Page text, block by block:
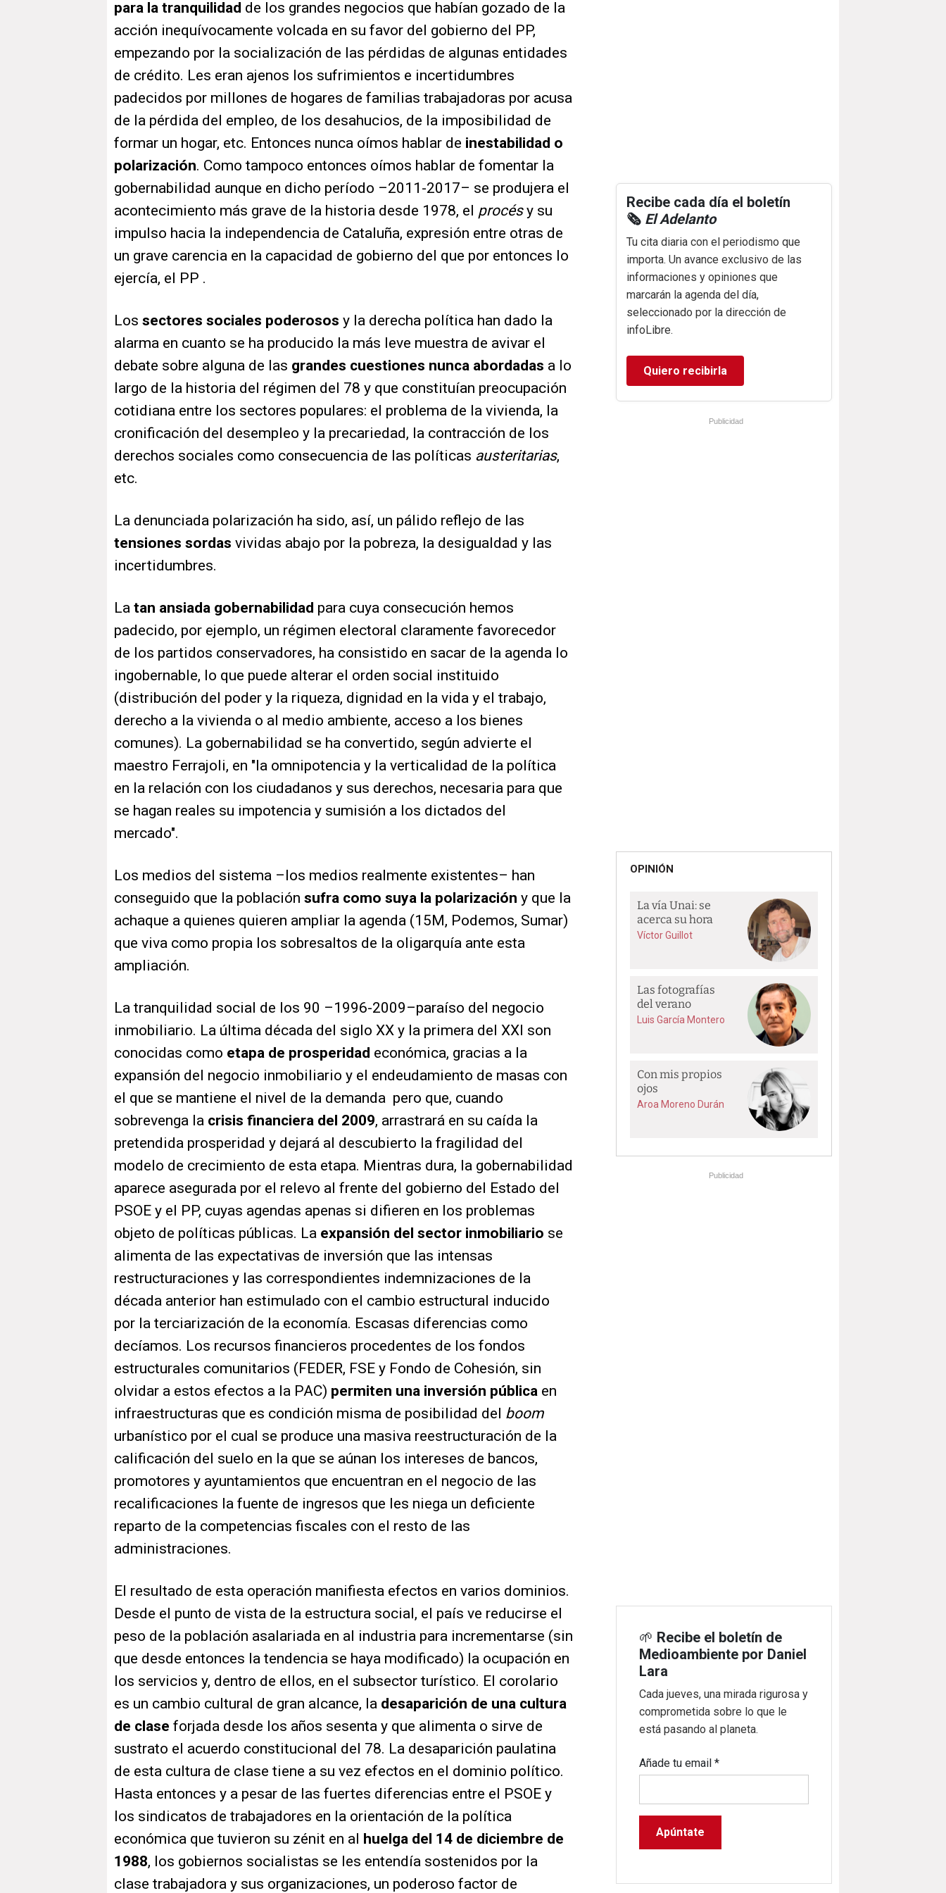
para la tranquilidad de los grandes negocios que habían gozado de la
acción inequívocamente volcada en su favor del gobierno del PP,
empezando por la socialización de las pérdidas de algunas entidades
de crédito. Les eran ajenos los sufrimientos e incertidumbres
padecidos por millones de hogares de familias trabajadoras por acusa
de la pérdida del empleo, de los desahucios, de la imposibilidad de
formar un hogar, etc. Entonces nunca oímos hablar de inestabilidad o
polarización. Como tampoco entonces oímos hablar de fomentar la
gobernabilidad aunque en dicho período –2011-2017– se produjera el
acontecimiento más grave de la historia desde 1978, el procésy su
impulso hacia la independencia de Cataluña, expresión entre otras de
un grave carencia en la capacidad de gobierno del que por entonces lo
ejercía, el PP .
Los sectores sociales poderosos y la derecha política han dado la
alarma en cuanto se ha producido la más leve muestra de avivar el
debate sobre alguna de las grandes cuestiones nunca abordadas a lo
largo de la historia del régimen del 78 y que constituían preocupación
cotidiana entre los sectores populares: el problema de la vivienda, la
cronificación del desempleo y la precariedad, la contracción de los
derechos sociales como consecuencia de las políticas austeritarias,
etc.
La denunciada polarización ha sido, así, un pálido reflejo de las
tensiones sordas vividas abajo por la pobreza, la desigualdad y las
incertidumbres.
La tan ansiada gobernabilidad para cuya consecución hemos
padecido, por ejemplo, un régimen electoral claramente favorecedor
de los partidos conservadores, ha consistido en sacar de la agenda lo
ingobernable, lo que puede alterar el orden social instituido
(distribución del poder y la riqueza, dignidad en la vida y el trabajo,
derecho a la vivienda o al medio ambiente, acceso a los bienes
comunes). La gobernabilidad se ha convertido, según advierte el
maestro Ferrajoli, en "la omnipotencia y la verticalidad de la política
en la relación con los ciudadanos y sus derechos, necesaria para que
se hagan reales su impotencia y sumisión a los dictados del
mercado".
Los medios del sistema –los medios realmente existentes– han
conseguido que la población sufra como suya la polarización y que la
achaque a quienes quieren ampliar la agenda (15M, Podemos, Sumar)
que viva como propia los sobresaltos de la oligarquía ante esta
ampliación.
La tranquilidad social de los 90 –1996-2009–paraíso del negocio
inmobiliario. La última década del siglo XX y la primera del XXI son
conocidas como etapa de prosperidad económica, gracias a la
expansión del negocio inmobiliario y el endeudamiento de masas con
el que se mantiene el nivel de la demanda pero que, cuando
sobrevenga la crisis financiera del 2009, arrastrará en su caída la
pretendida prosperidad y dejará al descubierto la fragilidad del
modelo de crecimiento de esta etapa. Mientras dura, la gobernabilidad
aparece asegurada por el relevo al frente del gobierno del Estado del
PSOE y el PP, cuyas agendas apenas si difieren en los problemas
objeto de políticas públicas. La expansión del sector inmobiliario se
alimenta de las expectativas de inversión que las intensas
restructuraciones y las correspondientes indemnizaciones de la
década anterior han estimulado con el cambio estructural inducido
por la terciarización de la economía. Escasas diferencias como
decíamos. Los recursos financieros procedentes de los fondos
estructurales comunitarios (FEDER, FSE y Fondo de Cohesión, sin
olvidar a estos efectos a la PAC) permiten una inversión pública en
infraestructuras que es condición misma de posibilidad del boom
urbanístico por el cual se produce una masiva reestructuración de la
calificación del suelo en la que se aúnan los intereses de bancos,
promotores y ayuntamientos que encuentran en el negocio de las
recalificaciones la fuente de ingresos que les niega un deficiente
reparto de la competencias fiscales con el resto de las
administraciones.
El resultado de esta operación manifiesta efectos en varios dominios.
Desde el punto de vista de la estructura social, el país ve reducirse el
peso de la población asalariada en al industria para incrementarse (sin
que desde entonces la tendencia se haya modificado) la ocupación en
los servicios y, dentro de ellos, en el subsector turístico. El corolario
es un cambio cultural de gran alcance, la desaparición de una cultura
de clase forjada desde los años sesenta y que alimenta o sirve de
sustrato el acuerdo constitucional del 78. La desaparición paulatina
de esta cultura de clase tiene a su vez efectos en el dominio político.
Hasta entonces y a pesar de las fuertes diferencias entre el PSOE y
los sindicatos de trabajadores en la orientación de la política
económica que tuvieron su zénit en al huelga del 14 de diciembre de
1988, los gobiernos socialistas se les entendía sostenidos por la
clase trabajadora y sus organizaciones, un poderoso factor de
Recibe cada día el boletín
🗞️ El Adelanto
Tu cita diaria con el periodismo que
importa. Un avance exclusivo de las
informaciones y opiniones que
marcarán la agenda del día,
seleccionado por la dirección de
infoLibre.
Quiero recibirla
Publicidad
OPINIÓN
La vía Unai: se
acerca su hora
Víctor Guillot
Las fotografías
del verano
Luis García Montero
Con mis propios
ojos
Aroa Moreno Durán
Publicidad
🌱 Recibe el boletín de
Medioambiente por Daniel
Lara
Cada jueves, una mirada rigurosa y
comprometida sobre lo que le
está pasando al planeta.
Añade tu email*